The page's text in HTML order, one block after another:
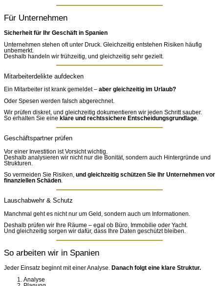
Für Unternehmen
Sicherheit für Ihr Geschäft in Spanien
Unternehmen stehen oft unter Druck. Gleichzeitig entstehen Risiken häufig
unbemerkt.
Deshalb handeln wir frühzeitig, und gleichzeitig sehr gezielt.
Mitarbeiterdelikte aufdecken
Ein Mitarbeiter ist krank gemeldet – aber gleichzeitig im Urlaub?
Oder Spesen werden falsch abgerechnet.
Wir prüfen diskret, und gleichzeitig dokumentieren wir jeden Schritt sauber.
So erhalten Sie eine klare und rechtssichere Entscheidungsgrundlage
Geschäftspartner prüfen
Vor einer Investition ist Vorsicht wichtig.
Deshalb analysieren wir nicht nur die Bonität, sondern auch Hintergründe und
Strukturen.
So vermeiden Sie Risiken, und gleichzeitig schützen Sie Ihr Unternehmen vor
finanziellen Schäden
Lauschabwehr & Schutz
Manchmal geht es nicht nur um Geld, sondern auch um Informationen.
Deshalb prüfen wir Ihre Räume – egal ob Büro, Immobilie oder Yacht.
Und gleichzeitig sorgen wir dafür, dass Ihre Daten geschützt bleiben.
So arbeiten wir in Spanien
Jeder Einsatz beginnt mit einer Analyse. Danach folgt eine klare Struktur.
Analyse